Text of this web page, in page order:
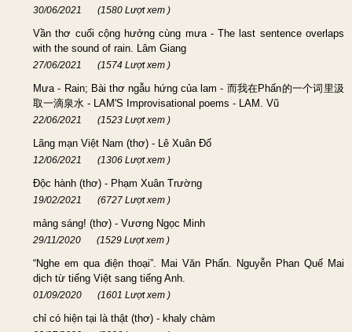
30/06/2021 (1580 Lượt xem )
Vần thơ cuối cộng hưởng cùng mưa - The last sentence overlaps
with the sound of rain. Lâm Giang
27/06/2021 (1574 Lượt xem )
Mưa - Rain; Bài thơ ngẫu hứng của lam - 而我在Phấn的一个词里汲
取一滴泉水 - LAM'S Improvisational poems - LAM. Vũ
22/06/2021 (1523 Lượt xem )
Lãng mạn Việt Nam (thơ) - Lê Xuân Đố
12/06/2021 (1306 Lượt xem )
Độc hành (thơ) - Phạm Xuân Trường
19/02/2021 (6727 Lượt xem )
mảng sáng! (thơ) - Vương Ngọc Minh
29/11/2020 (1529 Lượt xem )
“Nghe em qua điện thoại”. Mai Văn Phấn. Nguyễn Phan Quế Mai
dịch từ tiếng Việt sang tiếng Anh.
01/09/2020 (1601 Lượt xem )
chỉ có hiện tại là thật (thơ) - khaly chàm